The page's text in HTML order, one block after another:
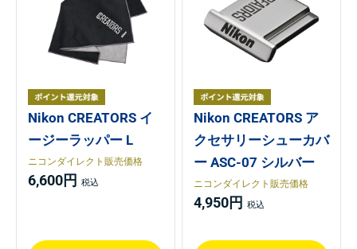
Nikon CREATORS イ
ージーラッパー L
ニコンダイレクト販売価格
6,600円
Nikon CREATORS ア
クセサリーシューカバ
ー ASC-07 シルバー
ニコンダイレクト販売価格
4,950円